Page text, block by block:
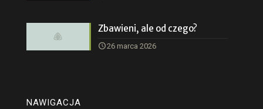
Zbawieni, ale od czego?
26 marca 2026
NAWIGACJA